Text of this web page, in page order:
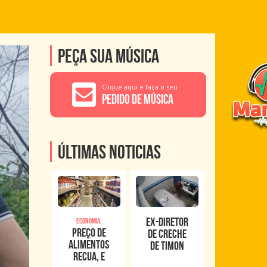
Peça sua música
Clique aqui e faça o seu
Pedido de Música
Últimas noticias
Economia,
Preço de
alimentos
recua, e
Ex-diretor
de creche
de Timon